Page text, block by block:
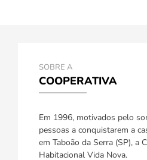
SOBRE A
COOPERATIVA
Em 1996, motivados pelo
pessoas a conquistarem a
em Taboão da Serra (SP), a
Habitacional Vida Nova.